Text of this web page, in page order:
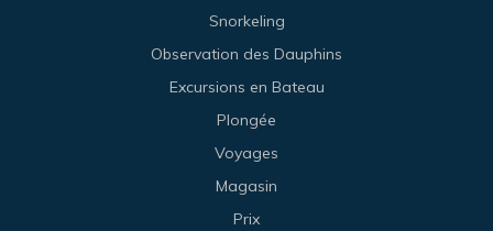
Snorkeling
Observation des Dauphins
Excursions en Bateau
Plongée
Voyages
Magasin
Prix